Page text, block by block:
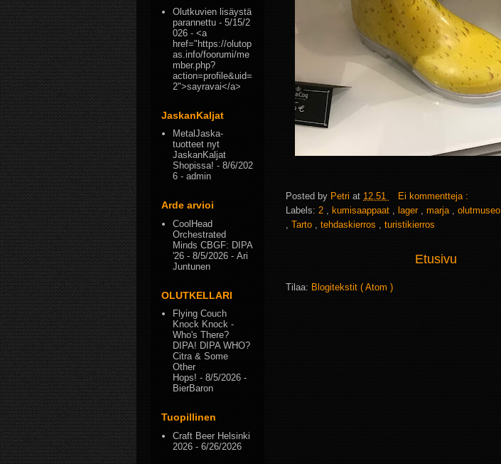
Posted by Petri at 12.51
Ei kommentteja :
Labels: 2 , kumisaappaat , lager , marja , olutmuseo
, Tarto , tehdaskierros , turistikierros
Etusivu
Tilaa: Blogitekstit ( Atom )
Olutkuvien lisäystä
parannettu - 5/15/2
026 - <a
href="https://olutop
as.info/foorumi/me
mber.php?
action=profile&uid=
2">sayravai</a>
JaskanKaljat
MetalJaska-
tuotteet nyt
JaskanKaljat
Shopissa! - 8/6/202
6 - admin
Arde arvioi
CoolHead
Orchestrated
Minds CBGF: DIPA
'26 - 8/5/2026 - Ari
Juntunen
OLUTKELLARI
Flying Couch
Knock Knock -
Who's There?
DIPA! DIPA WHO?
Citra & Some
Other
Hops! - 8/5/2026 -
BierBaron
Tuopillinen
Craft Beer Helsinki
2026 - 6/26/2026